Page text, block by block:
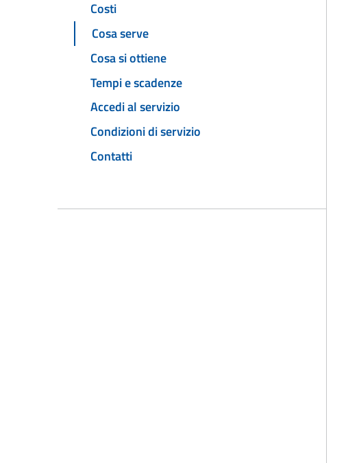
Costi
Cosa serve
Cosa si ottiene
Tempi e scadenze
Accedi al servizio
Condizioni di servizio
Contatti